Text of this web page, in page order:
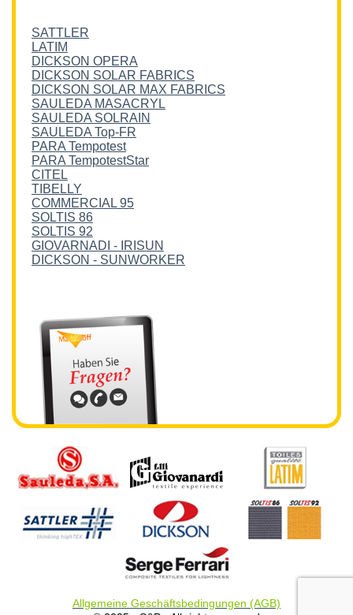
SATTLER
LATIM
DICKSON OPERA
DICKSON SOLAR FABRICS
DICKSON SOLAR MAX FABRICS
SAULEDA MASACRYL
SAULEDA SOLRAIN
SAULEDA Top-FR
PARA Tempotest
PARA TempotestStar
CITEL
TIBELLY
COMMERCIAL 95
SOLTIS 86
SOLTIS 92
GIOVARNADI - IRISUN
DICKSON - SUNWORKER
Allgemeine Geschäftsbedingungen (AGB)